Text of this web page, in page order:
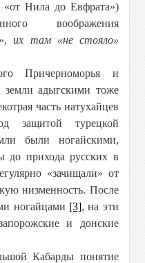
Нила до Евфрата»)
воображения
их там «не стояло»
Причерноморья и
земли адыгскими тоже
часть натухайцев
защитой турецкой
были ногайскими,
до прихода русских в
«зачищали» от
низменность. После
ногайцами [3], на эти
и донские
Кабарды понятие